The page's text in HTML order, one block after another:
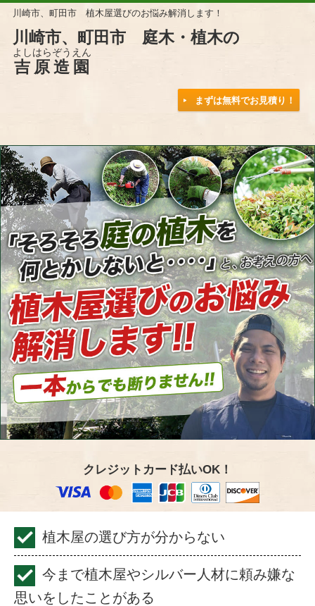
川崎市、町田市 植木屋選びのお悩み解消します！
川崎市、町田市 庭木・植木の
吉原造園
よしはらぞうえん
まずは無料でお見積り！
クレジットカード払いOK！
植木屋の選び方が分からない
今まで植木屋やシルバー人材に頼み嫌な
思いをしたことがある